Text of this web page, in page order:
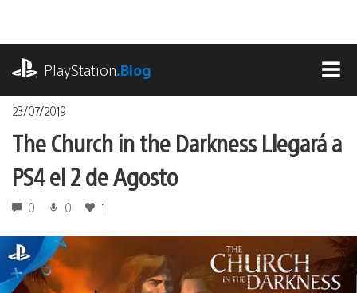
contenido
PlayStation.Blog
23/07/2019
The Church in the Darkness Llegará a
PS4 el 2 de Agosto
0 0 1